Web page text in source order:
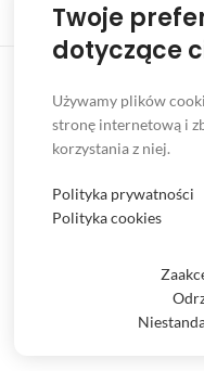
INFORMACJE
Kontakt
Twoje
dotyczące
Używamy plików
stronę internetową i
korzystania z niej.
Polityka prywatności
Polityka cookies